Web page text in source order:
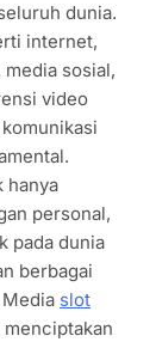
dunia.
internet,
sosial,
video
hanya
personal,
pada dunia
berbagai
slot